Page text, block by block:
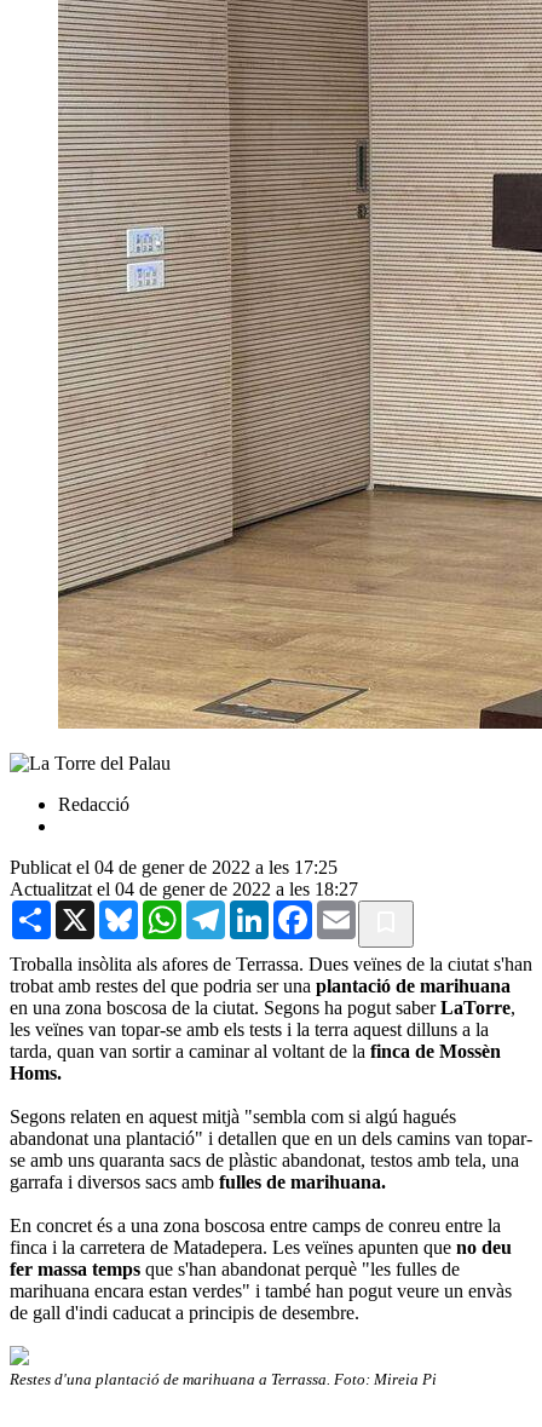
Redacció
Publicat el 04 de gener de 2022 a les 17:25
Actualitzat el 04 de gener de 2022 a les 18:27
Share X BlueskyWhatsAppTelegramLinkedInFacebook
Email
Troballa insòlita als afores de Terrassa. Dues veïnes de la ciutat s'han
trobat amb restes del que podria ser una plantació de marihuana
en una zona boscosa de la ciutat. Segons ha pogut saberLaTorre,
les veïnes van topar-se amb els tests i la terra aquest dilluns a la
tarda, quan van sortir a caminar al voltant de la finca de Mossèn
Homs.
Segons relaten en aquest mitjà "sembla com si algú hagués
abandonat una plantació" i detallen que en un dels camins van topar-
se amb uns quaranta sacs de plàstic abandonat, testos amb tela, una
garrafa i diversos sacs amb fulles de marihuana.
En concret és a una zona boscosa entre camps de conreu entre la
finca i la carretera de Matadepera. Les veïnes apunten que no deu
fer massa temps que s'han abandonat perquè "les fulles de
marihuana encara estan verdes" i també han pogut veure un envàs
de gall d'indi caducat a principis de desembre.
Restes d'una plantació de marihuana a Terrassa. Foto: Mireia Pi